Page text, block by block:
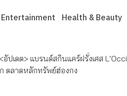
Entertainment Health & Beauty